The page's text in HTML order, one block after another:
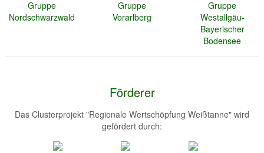
Förderer
Das Clusterprojekt "Regionale Wertschöpfung Weißtanne" wird
gefördert durch: